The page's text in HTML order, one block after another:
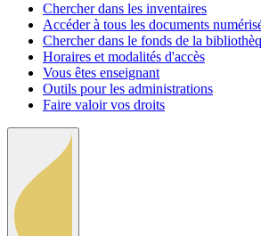
Chercher dans les inventaires
Accéder à tous les documents
Chercher dans le fonds de la
Horaires et modalités d'accès
Vous êtes enseignant
Outils pour les administrations
Faire valoir vos droits